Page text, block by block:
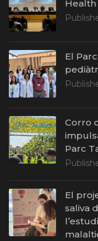
El
Corro
Parc
El
saliva